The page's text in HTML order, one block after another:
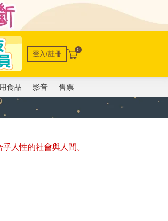
登入/註冊 0
食品 影音 售票
人性的社會與人間。